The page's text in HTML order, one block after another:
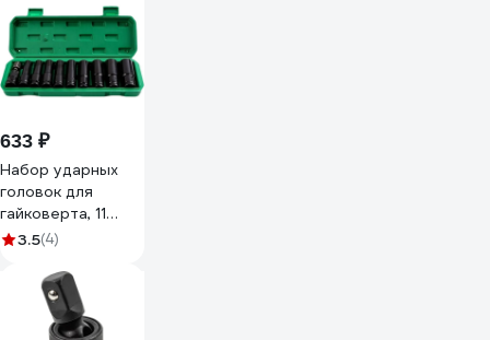
633 ₽
Набор ударных
головок для
гайковерта, 11
предметов
торцевых головок
в кейсе 11шт(122-
3.5(4)